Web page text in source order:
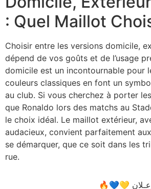
: Quel Maillot
Choisir entre les versions domicile,
dépend de vos goûts et de l’usage
domicile est un incontournable pour
couleurs classiques en font un
au club. Si vous cherchez à porter
que Ronaldo lors des matchs au
le choix idéal. Le maillot extérieur,
audacieux, convient parfaitement
se démarquer, que ce soit dans les
rue.
💛💙🔥